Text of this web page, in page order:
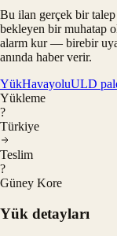
Bu ilan gerçek bir talep
bekleyen bir muhatap
alarm kur — birebir
anında haber verir.
YükHavayoluULD
Yükleme
?
Türkiye
Teslim
?
Güney Kore
Yük detayları